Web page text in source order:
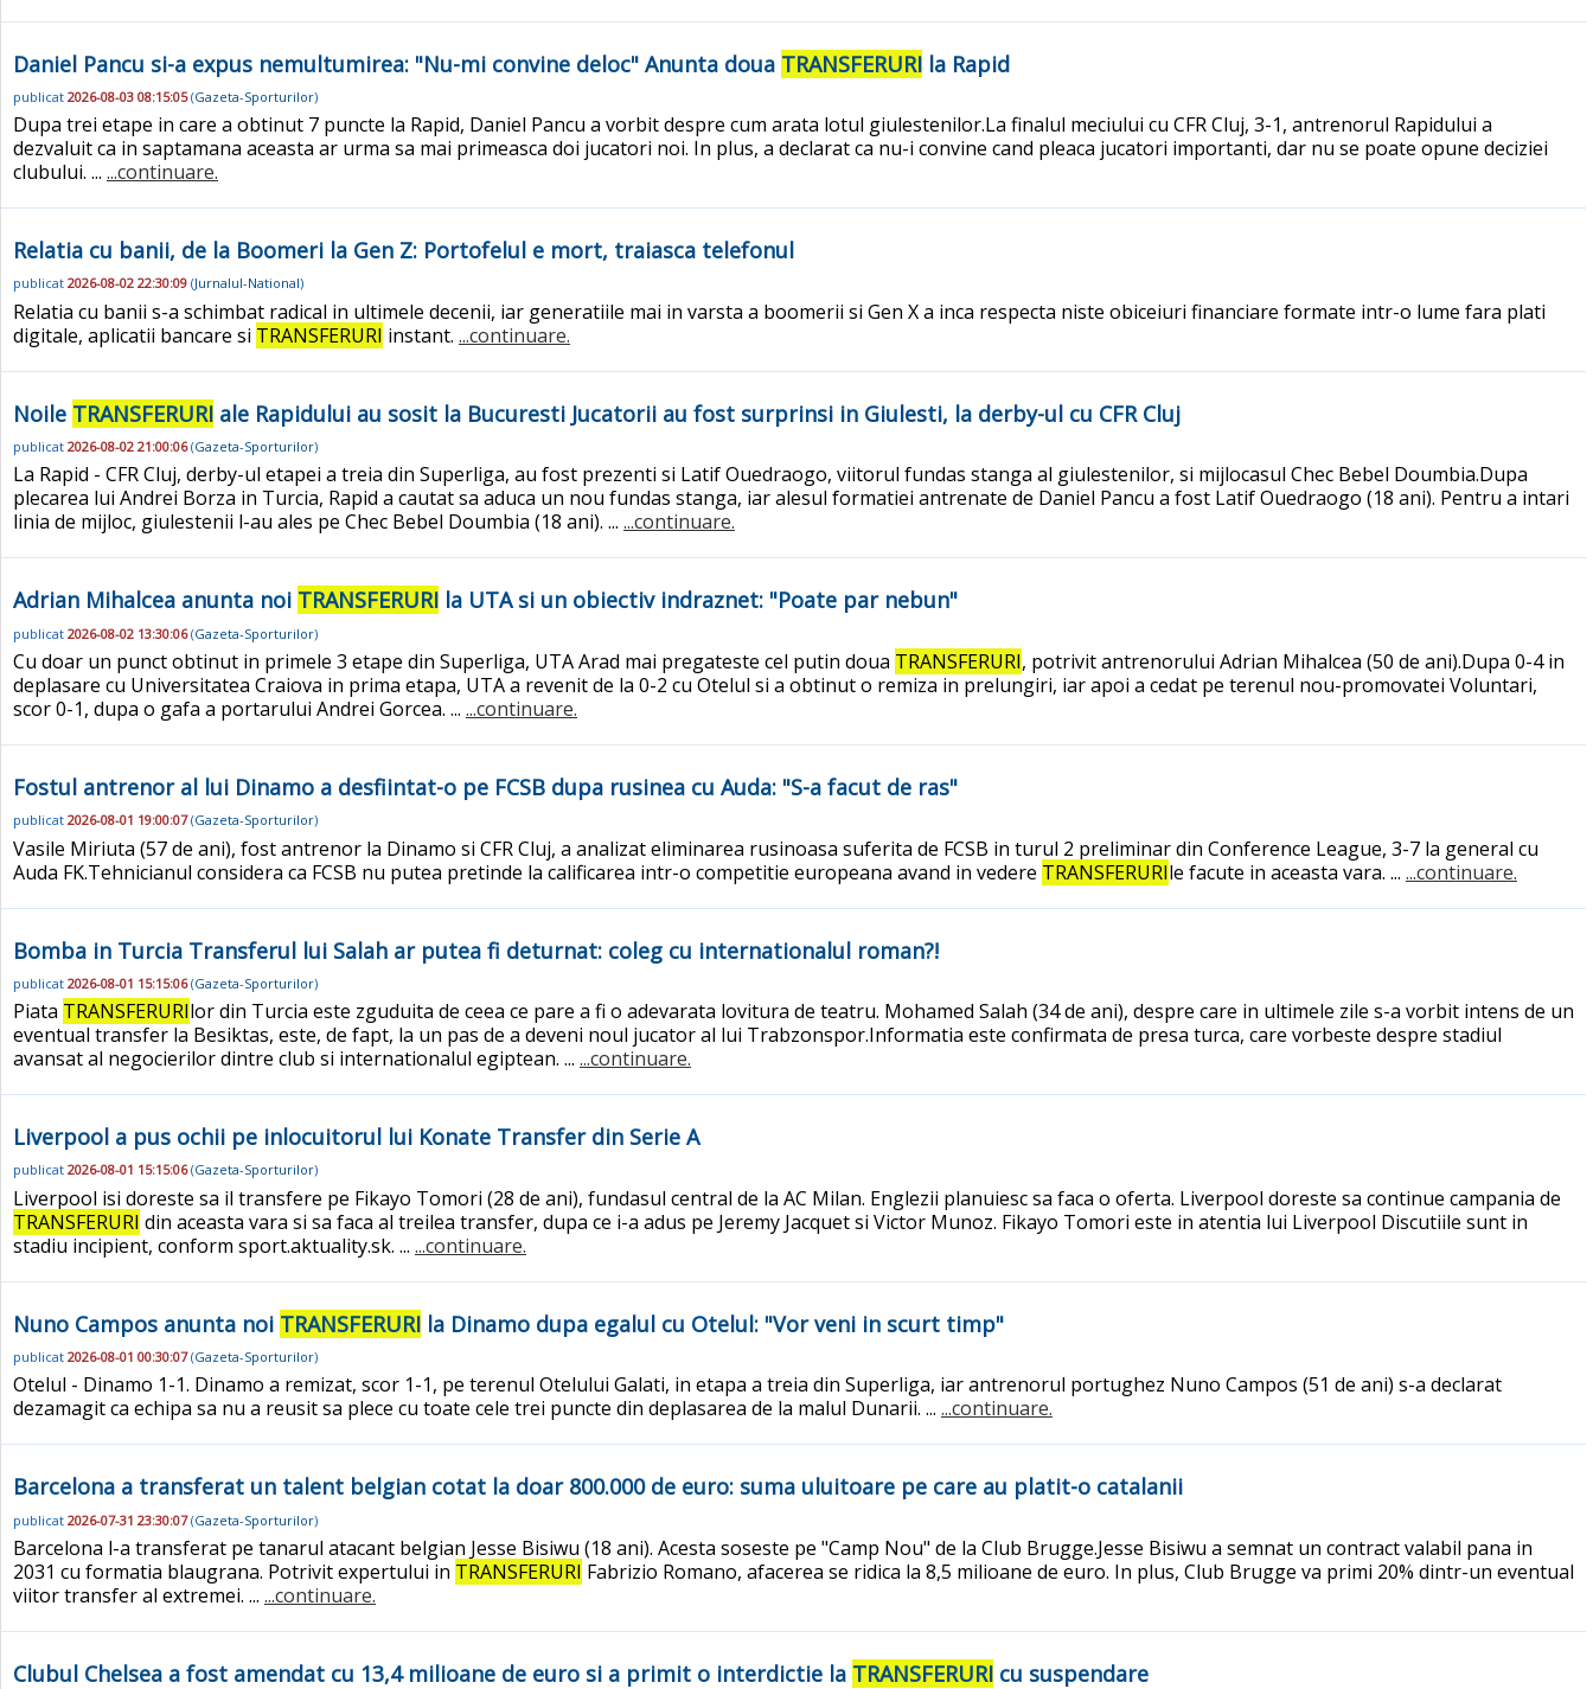
Daniel Pancu si-a expus nemultumirea: "Nu-mi convine deloc" Anunta doua TRANSFERURI la Rapid
publicat 2026-08-03 08:15:05(Gazeta-Sporturilor)
Dupa trei etape in care a obtinut 7 puncte la Rapid, Daniel Pancu a vorbit despre cum arata lotul giulestenilor.La finalul meciului cu CFR Cluj, 3-1, antrenorul Rapidului a
dezvaluit ca in saptamana aceasta ar urma sa mai primeasca doi jucatori noi. In plus, a declarat ca nu-i convine cand pleaca jucatori importanti, dar nu se poate opune deciziei
clubului. ... ...continuare.
Relatia cu banii, de la Boomeri la Gen Z: Portofelul e mort, traiasca telefonul
publicat 2026-08-02 22:30:09 (Jurnalul-National)
Relatia cu banii s-a schimbat radical in ultimele decenii, iar generatiile mai in varsta a boomerii si Gen X a inca respecta niste obiceiuri financiare formate intr-o lume fara plati
digitale, aplicatii bancare si TRANSFERURI instant. ...continuare.
Noile TRANSFERURI ale Rapidului au sosit la Bucuresti Jucatorii au fost surprinsi in Giulesti, la derby-ul cu CFR Cluj
publicat 2026-08-02 21:00:06(Gazeta-Sporturilor)
La Rapid - CFR Cluj, derby-ul etapei a treia din Superliga, au fost prezenti si Latif Ouedraogo, viitorul fundas stanga al giulestenilor, si mijlocasul Chec Bebel Doumbia.Dupa
plecarea lui Andrei Borza in Turcia, Rapid a cautat sa aduca un nou fundas stanga, iar alesul formatiei antrenate de Daniel Pancu a fost Latif Ouedraogo (18 ani). Pentru a intari
linia de mijloc, giulestenii l-au ales pe Chec Bebel Doumbia (18 ani). ... ...continuare.
Adrian Mihalcea anunta noi TRANSFERURI la UTA si un obiectiv indraznet: "Poate par nebun"
publicat 2026-08-02 13:30:06(Gazeta-Sporturilor)
Cu doar un punct obtinut in primele 3 etape din Superliga, UTA Arad mai pregateste cel putin doua TRANSFERURI, potrivit antrenorului Adrian Mihalcea (50 de ani).Dupa 0-4 in
deplasare cu Universitatea Craiova in prima etapa, UTA a revenit de la 0-2 cu Otelul si a obtinut o remiza in prelungiri, iar apoi a cedat pe terenul nou-promovatei Voluntari,
scor 0-1, dupa o gafa a portarului Andrei Gorcea. ... ...continuare.
Fostul antrenor al lui Dinamo a desfiintat-o pe FCSB dupa rusinea cu Auda: "S-a facut de ras"
publicat 2026-08-01 19:00:07(Gazeta-Sporturilor)
Vasile Miriuta (57 de ani), fost antrenor la Dinamo si CFR Cluj, a analizat eliminarea rusinoasa suferita de FCSB in turul 2 preliminar din Conference League, 3-7 la general cu
Auda FK.Tehnicianul considera ca FCSB nu putea pretinde la calificarea intr-o competitie europeana avand in vedere TRANSFERURIle facute in aceasta vara. ... ...continuare.
Bomba in Turcia Transferul lui Salah ar putea fi deturnat: coleg cu internationalul roman?!
publicat 2026-08-01 15:15:06(Gazeta-Sporturilor)
Piata TRANSFERURIlor din Turcia este zguduita de ceea ce pare a fi o adevarata lovitura de teatru. Mohamed Salah (34 de ani), despre care in ultimele zile s-a vorbit intens de un
eventual transfer la Besiktas, este, de fapt, la un pas de a deveni noul jucator al lui Trabzonspor.Informatia este confirmata de presa turca, care vorbeste despre stadiul
avansat al negocierilor dintre club si internationalul egiptean. ... ...continuare.
Liverpool a pus ochii pe inlocuitorul lui Konate Transfer din Serie A
publicat 2026-08-01 15:15:06(Gazeta-Sporturilor)
Liverpool isi doreste sa il transfere pe Fikayo Tomori (28 de ani), fundasul central de la AC Milan. Englezii planuiesc sa faca o oferta. Liverpool doreste sa continue campania de
TRANSFERURI din aceasta vara si sa faca al treilea transfer, dupa ce i-a adus pe Jeremy Jacquet si Victor Munoz. Fikayo Tomori este in atentia lui Liverpool Discutiile sunt in
stadiu incipient, conform sport.aktuality.sk. ... ...continuare.
Nuno Campos anunta noi TRANSFERURI la Dinamo dupa egalul cu Otelul: "Vor veni in scurt timp"
publicat 2026-08-01 00:30:07(Gazeta-Sporturilor)
Otelul - Dinamo 1-1. Dinamo a remizat, scor 1-1, pe terenul Otelului Galati, in etapa a treia din Superliga, iar antrenorul portughez Nuno Campos (51 de ani) s-a declarat
dezamagit ca echipa sa nu a reusit sa plece cu toate cele trei puncte din deplasarea de la malul Dunarii. ... ...continuare.
Barcelona a transferat un talent belgian cotat la doar 800.000 de euro: suma uluitoare pe care au platit-o catalanii
publicat 2026-07-31 23:30:07(Gazeta-Sporturilor)
Barcelona l-a transferat pe tanarul atacant belgian Jesse Bisiwu (18 ani). Acesta soseste pe "Camp Nou" de la Club Brugge.Jesse Bisiwu a semnat un contract valabil pana in
2031 cu formatia blaugrana. Potrivit expertului in TRANSFERURI Fabrizio Romano, afacerea se ridica la 8,5 milioane de euro. In plus, Club Brugge va primi 20% dintr-un eventual
viitor transfer al extremei. ... ...continuare.
Clubul Chelsea a fost amendat cu 13,4 milioane de euro si a primit o interdictie la TRANSFERURI cu suspendare